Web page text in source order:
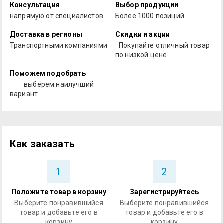
Консультация
напрямую от специалистов
Выбор продукции
Более 1000 позиций
Доставка в регионы
Транспортными компаниями
Скидки и акции
Покупайте отличный товар
по низкой цене
Поможем подобрать
выберем наилучший
вариант
Как заказать
1
Положите товар в корзину
Выберите понравившийся
товар и добавьте его в
2
Зарегистрируйтесь
Выберите понравившийся
товар и добавьте его в